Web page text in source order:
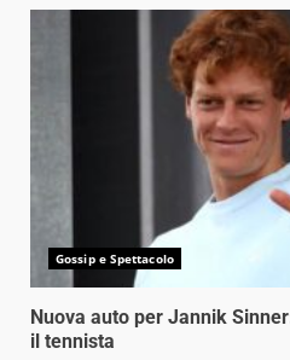
Gossip e Spettacolo
Nuova auto per Jannik
il tennista